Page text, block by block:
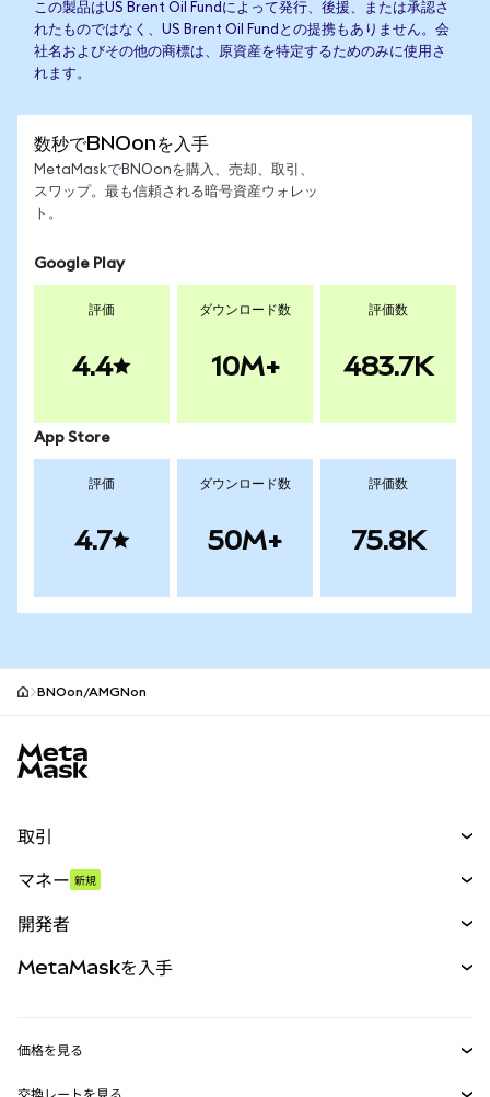
この製品はUS Brent Oil Fundによって発行、後援、または承認さ
れたものではなく、US Brent Oil Fundとの提携もありません。会
社名およびその他の商標は、原資産を特定するためのみに使用さ
れます。
数秒でBNOonを入手
MetaMaskでBNOonを購入、売却、取引、
スワップ。最も信頼される暗号資産ウォレッ
ト。
Google Play
評価
4.4
ダウンロード数
10M+
評価数
483.7K
App Store
評価
4.7
ダウンロード数
50M+
評価数
75.8K
BNOon/AMGNon
取引
パーペチュアル
RWA
マネー 新規
開発者
MetaMaskを入手
価格を見る